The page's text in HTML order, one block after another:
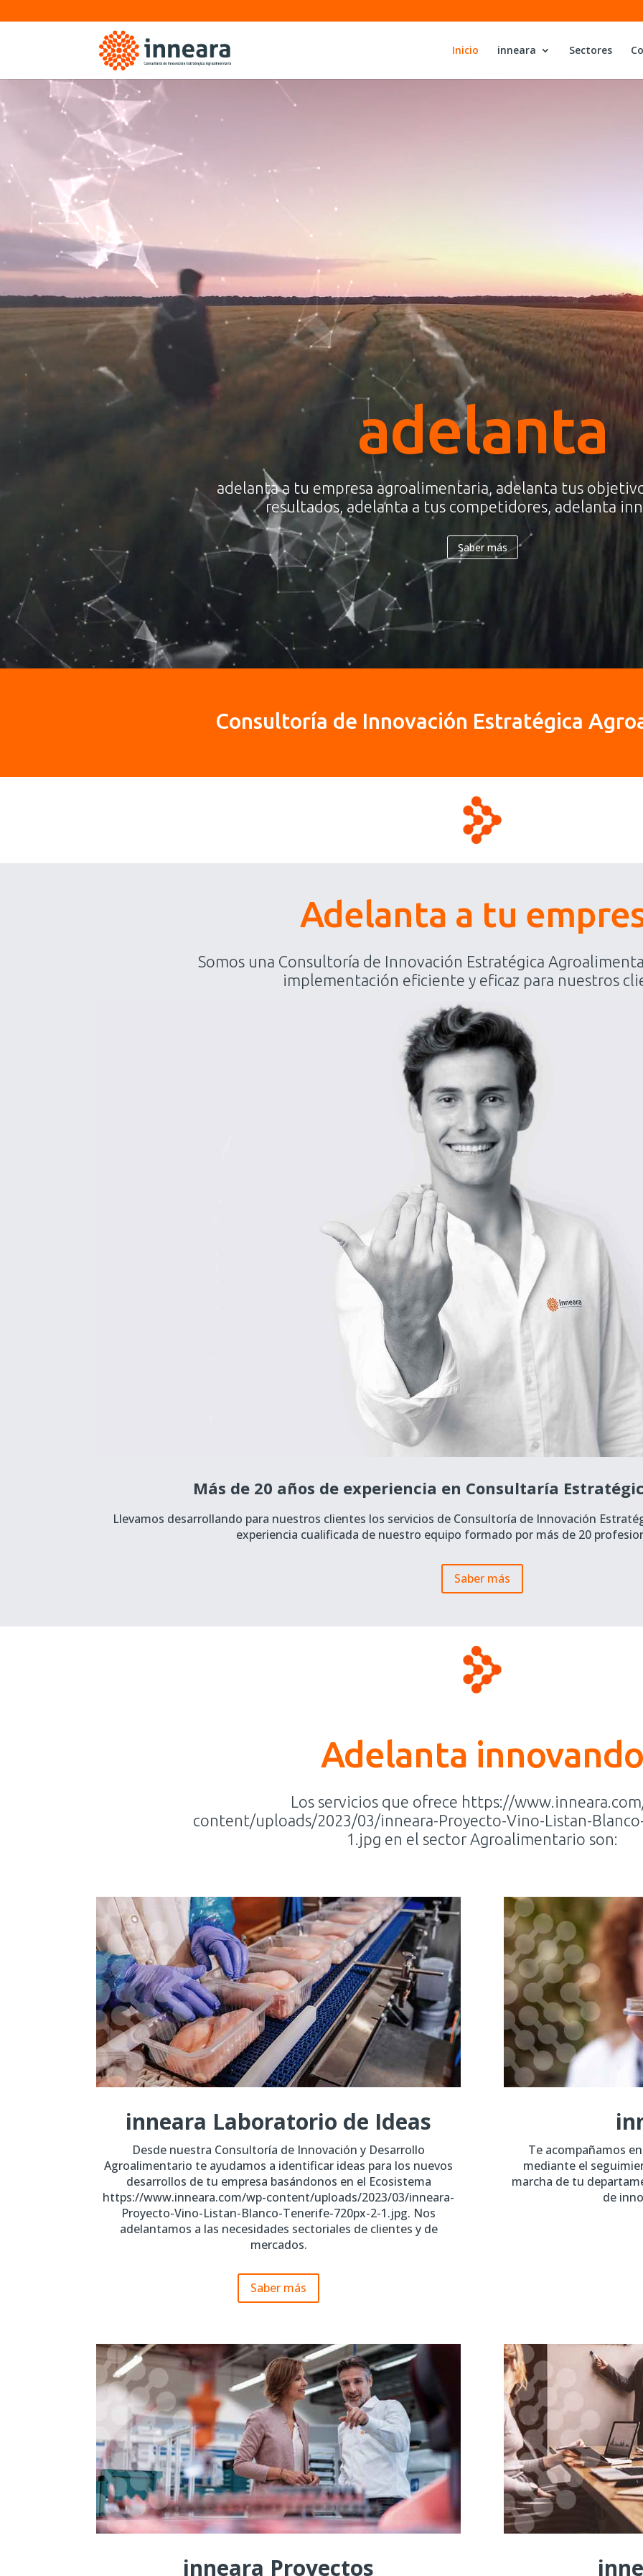
Inicio inneara Sectores
adelanta
adelanta a tu empresa agroalimentaria, adelanta tus
resultados, adelanta a tus competidores, adelanta
Saber más
Reproductor
Consultoría de Innovación Estratégica
Adelanta a tu
Somos una Consultoría de Innovación Estratégica
implementación eficiente y eficaz para nuestros
Más de 20 años de experiencia en Consultaría
Llevamos desarrollando para nuestros clientes los servicios de Consultoría de Innovación
experiencia cualificada de nuestro equipo formado por más de 20
Saber más
Adelanta innovando
Los servicios que ofrece https://
content/uploads/2023/03/inneara-Proyecto-Vino-Listan-
1.jpg en el sector Agroalimentario son:
inneara Laboratorio de Ideas
Desde nuestra Consultoría de Innovación y Desarrollo
Agroalimentario te ayudamos a identificar ideas para los nuevos
desarrollos de tu empresa basándonos en el Ecosistema
https://www.inneara.com/wp-content/uploads/2023/03/inneara-
Proyecto-Vino-Listan-Blanco-Tenerife-720px-2-1.jpg. Nos
adelantamos a las necesidades sectoriales de clientes y de
mercados.
Saber más
Te acompañamos
mediante el
marcha de tu
de
inneara Proyectos